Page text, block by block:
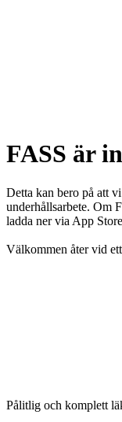
FASS är
Detta kan bero på att
underhållsarbete. Om
ladda ner via App
Välkommen åter vid
Pålitlig och komplett